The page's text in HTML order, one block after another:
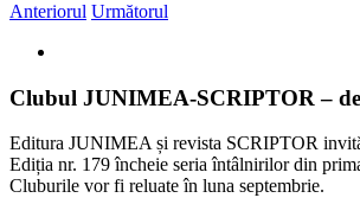
Anteriorul Următorul
Image
Clubul JUNIMEA-SCRIPTOR –
Editura JUNIMEA și revista SCRIPTOR
Ediția nr. 179 încheie seria întâlnirilor din
Cluburile vor fi reluate în luna septembrie.